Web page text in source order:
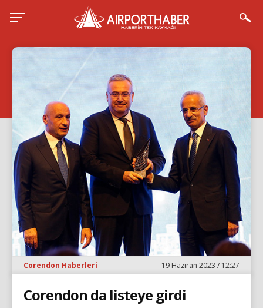
Corendon Haberleri 19 Haziran 2023 / 12:27
Corendon da listeye girdi